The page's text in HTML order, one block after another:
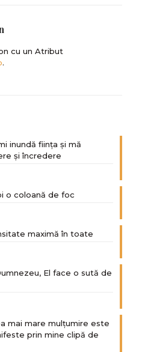
cu un Atribut
.
inundă ființa și mă
și încredere
o coloană de foc
maximă în toate
El face o sută de
mai mare mulțumire este
prin mine clipă de